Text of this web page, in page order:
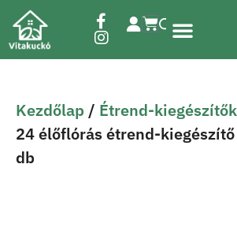
Kezdőlap / Étrend-kiegészítők
24 élőflórás étrend-
db